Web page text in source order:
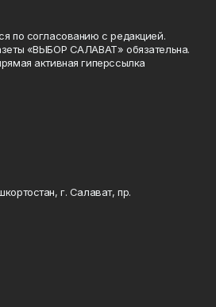
по согласованию с редакцией.
«ВЫБОР САЛАВАТ» обязательна.
активная гиперссылка
г. Салават, пр.